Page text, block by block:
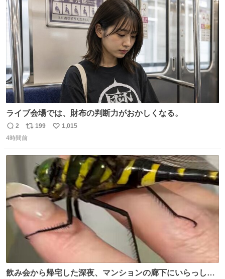
ト
数
ライブ会場では、財布の判断力がおかしくなる。
返
信
2
リ
ポ
199
い
数
1,015
4時間前
飲み会から帰宅した深夜、マンションの廊下にいらっしゃ